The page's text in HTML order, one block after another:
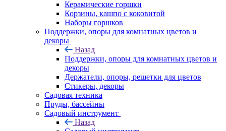
Керамические горшки
Корзины, кашпо с коковитой
Наборы горшков
Поддержки, опоры для комнатных цветов и
декоры
Назад
Поддержки, опоры для комнатных цветов и
декоры
Держатели, опоры, решетки для цветов
Стикеры, декоры
Садовая техника
Пруды, бассейны
Садовый инструмент
Назад